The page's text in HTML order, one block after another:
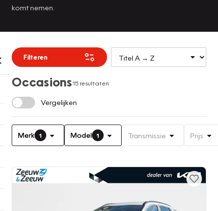
komt nemen.
Filteren
Occasions15 resultaten
Vergelijken
Merk 1 Model 1 Transmissie Prijs